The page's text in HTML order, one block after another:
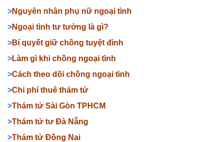
>Nguyên nhân phụ nữ ngoại tình
>Ngoại tình tư tưởng là gì?
>Bí quyết giữ chồng tuyệt đỉnh
>Làm gì khi chồng ngoại tình
>Cách theo dõi chồng ngoại tình
>Chi phí thuê thám tử
>Thám tử Sài Gòn TPHCM
>Thám tử tư Đà Nẵng
>Thám tử Đồng Nai